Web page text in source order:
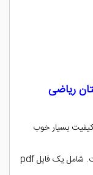
ریاضی
کیفیت بسیار خوب
این کاربرگ به صورت زیپ فشرده سازی شده است. شامل یک فایل pdf